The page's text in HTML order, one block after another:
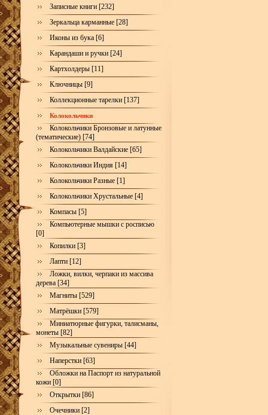
Записные книги [232]
Зеркальца карманные [28]
Иконы из бука [6]
Карандаши и ручки [24]
Картхолдеры [11]
Ключницы [9]
Коллекционные тарелки [137]
Колокольчики
Колокольчики Бронзовые и латунные
(тематические) [74]
Колокольчики Валдайские [65]
Колокольчики Индия [14]
Колокольчики Разные [1]
Колокольчики Хрустальные [4]
Компасы [5]
Компьютерные мышки с росписью
[0]
Копилки [3]
Лапти [12]
Ложки, вилки, черпаки из массива
дерева [34]
Магниты [529]
Матрёшки [579]
Миниатюрные фигурки, талисманы,
монеты [82]
Музыкальные сувениры [44]
Наперстки [63]
Обложки на Паспорт из натуральной
кожи [0]
Открытки [86]
Очечники [2]